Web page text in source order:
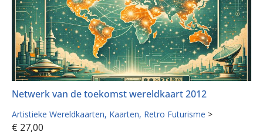
Netwerk van de toekomst wereldkaart 2012
Artistieke Wereldkaarten Kaarten Retro Futurisme >
€ 27,00